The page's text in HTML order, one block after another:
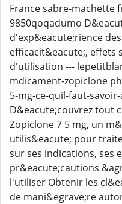
France sabre-machette
9850qoqadumo
d'exp&eacute;rience
efficacit&eacute;, effets
d'utilisation ---
mdicament-zopiclone
5-mg-ce-quil-faut-
D&eacute;couvrez tout
Zopiclone 7 5 mg, un
utilis&eacute; pour
sur ses indications, ses
pr&eacute;cautions
l'utiliser Obtenir les
de mani&egrave;re